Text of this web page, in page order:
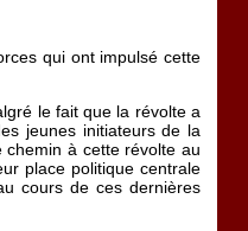
qui ont impulsé cette
le fait que la révolte a
jeunes initiateurs de la
à cette révolte au
place politique centrale
cours de ces dernières